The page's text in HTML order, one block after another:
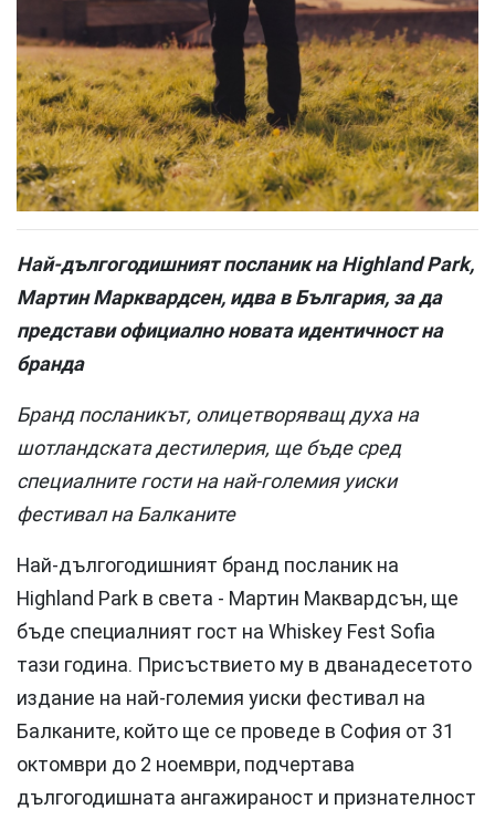
Най-дългогодишният посланик на Highland Park,
Мартин Марквардсен, идва в България, за да
представи официално новата идентичност на
бранда
Бранд посланикът, олицетворяващ духа на
шотландската дестилерия, ще бъде сред
специалните гости на най-големия уиски
фестивал на Балканите
Най-дългогодишният бранд посланик на
Highland Park в света - Мартин Маквардсън, ще
бъде специалният гост на Whiskey Fest Sofia
тази година. Присъствието му в дванадесетото
издание на най-големия уиски фестивал на
Балканите, който ще се проведе в София от 31
октомври до 2 ноември, подчертава
дългогодишната ангажираност и признателност